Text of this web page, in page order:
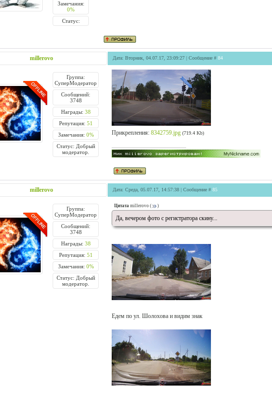
Замечания:
0%
Статус:
millerovo Дата: Вторник, 04.07.17, 23:09:27 | Сообщение # 84
Группа:
СуперМодератор
Сообщений:
3748
Награды: 38
Репутация: 51
Замечания: 0%
Статус: Добрый
модератор.
Прикрепления: 8342759.jpg (719.4 Kb)
millerovo Дата: Среда, 05.07.17, 14:57:38 | Сообщение # 85
Группа:
СуперМодератор
Сообщений:
3748
Награды: 38
Репутация: 51
Замечания: 0%
Статус: Добрый
модератор.
Цитата millerovo ( )
Да, вечером фото с регистратора скину...
Едем по ул. Шолохова и видим знак